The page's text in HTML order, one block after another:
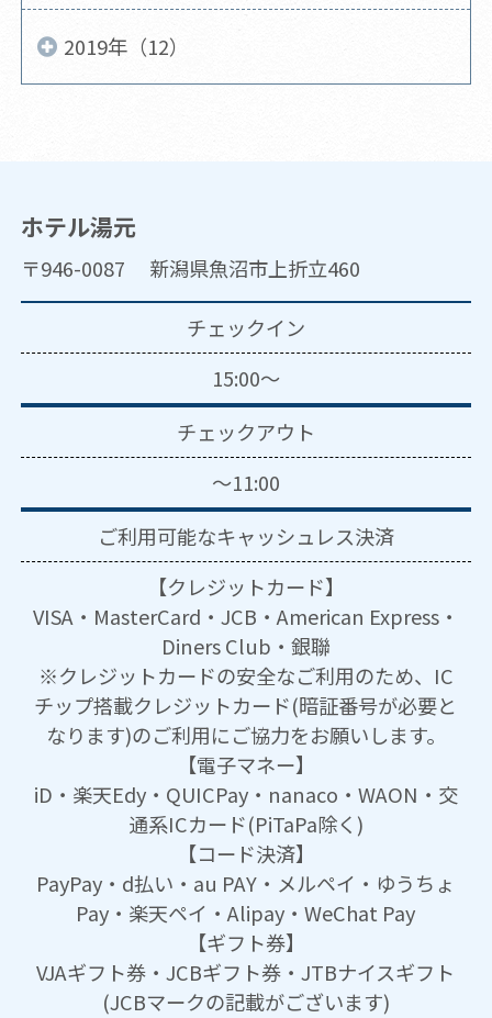
2019年（12）
ホテル湯元
〒946-0087 新潟県魚沼市上折立460
チェックイン
15:00～
チェックアウト
～11:00
ご利用可能なキャッシュレス決済
【クレジットカード】
VISA・MasterCard・JCB・American Express・
Diners Club・銀聯
※クレジットカードの安全なご利用のため、IC
チップ搭載クレジットカード(暗証番号が必要と
なります)のご利用にご協力をお願いします。
【電子マネー】
iD・楽天Edy・QUICPay・nanaco・WAON・交
通系ICカード(PiTaPa除く)
【コード決済】
PayPay・d払い・au PAY・メルペイ・ゆうちょ
Pay・楽天ペイ・Alipay・WeChat Pay
【ギフト券】
VJAギフト券・JCBギフト券・JTBナイスギフト
(JCBマークの記載がございます)